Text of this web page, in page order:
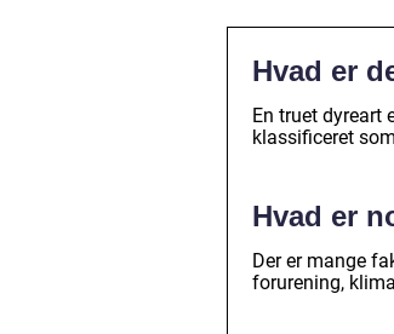
Hvad er
En truet dyreart
klassificeret
Hvad er
Der er mange
forurening,